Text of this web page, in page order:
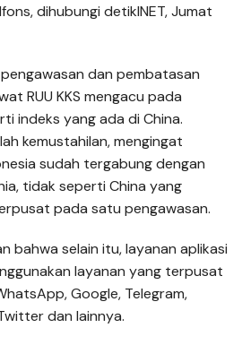
dihubungi detikINET, Jumat
dan pembatasan
RUU KKS mengacu pada
indeks yang ada di China.
kemustahilan, mengingat
sudah tergabung dengan
tidak seperti China yang
pada satu pengawasan.
bahwa selain itu, layanan aplikasi
layanan yang terpusat
Google, Telegram,
dan lainnya.